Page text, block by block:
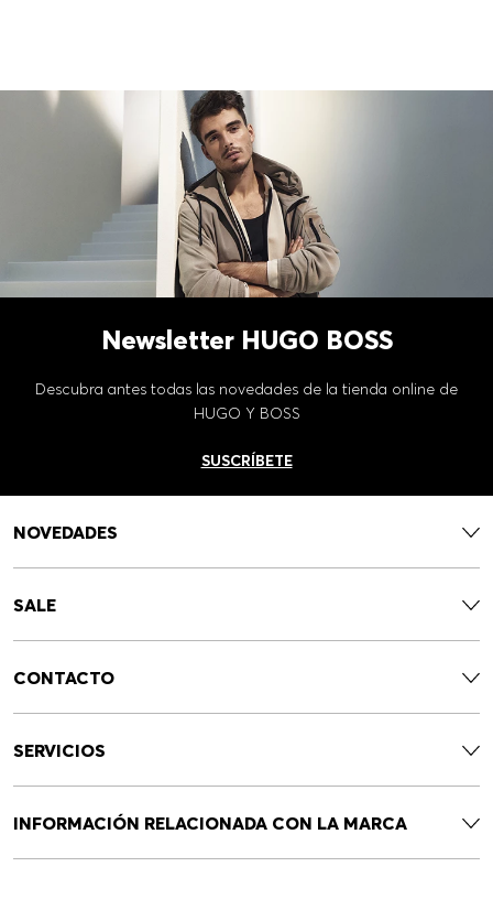
Newsletter HUGO BOSS
Descubra antes todas las novedades de la tienda online de
HUGO Y BOSS
SUSCRÍBETE
NOVEDADES
SALE
CONTACTO
SERVICIOS
INFORMACIÓN RELACIONADA CON LA MARCA